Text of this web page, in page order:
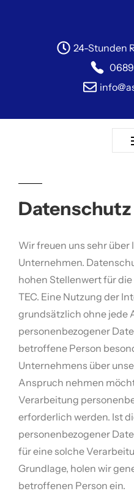
24-Stunden
Datenschutz
Wir freuen uns sehr über
Unternehmen.
hohen Stellenwert für
TEC. Eine Nutzung der
grundsätzlich ohne jede
personenbezogener
betroffene Person
Unternehmens über
Anspruch nehmen
Verarbeitung
erforderlich werden. Ist
personenbezogener
für eine solche
Grundlage, holen wir
betroffenen Person ein.